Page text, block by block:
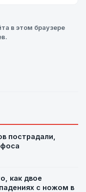
в этом браузере
пострадали,
как двое
с ножом в